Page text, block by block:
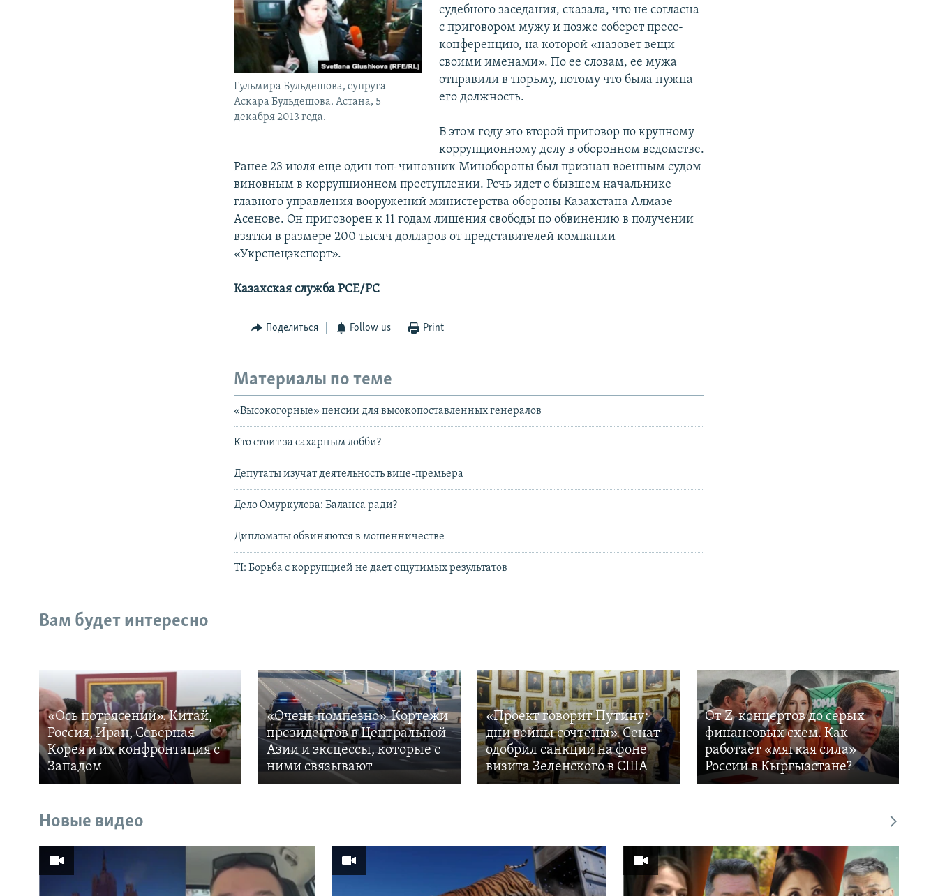
Гульмира Бульдешова, супруга
Аскара Бульдешова. Астана, 5
декабря 2013 года.
судебного заседания, сказала, что не согласна
с приговором мужу и позже соберет пресс-
конференцию, на которой «назовет вещи
своими именами». По ее словам, ее мужа
отправили в тюрьму, потому что была нужна
его должность.
В этом году это второй приговор по крупному
коррупционному делу в оборонном ведомстве.
Ранее 23 июля еще один топ-чиновник Минобороны был признан военным судом
виновным в коррупционном преступлении. Речь идет о бывшем начальнике
главного управления вооружений министерства обороны Казахстана Алмазе
Асенове. Он приговорен к 11 годам лишения свободы по обвинению в получении
взятки в размере 200 тысяч долларов от представителей компании
«Укрспецэкспорт».
Казахская служба РСЕ/РС
Поделиться Follow us Print
Материалы по теме
«Высокогорные» пенсии для высокопоставленных генералов
Кто стоит за сахарным лобби?
Депутаты изучат деятельность вице-премьера
Дело Омуркулова: Баланса ради?
Дипломаты обвиняются в мошенничестве
TI: Борьба с коррупцией не дает ощутимых результатов
Вам будет интересно
«Ось потрясений». Китай,
Россия, Иран, Северная
Корея и их конфронтация с
Западом
«Очень помпезно». Кортежи
президентов в Центральной
Азии и эксцессы, которые с
ними связывают
«Проект говорит Путину:
дни войны сочтены». Сенат
одобрил санкции на фоне
визита Зеленского в США
От Z-концертов до серых
финансовых схем. Как
работает «мягкая сила»
России в Кыргызстане?
Новые видео